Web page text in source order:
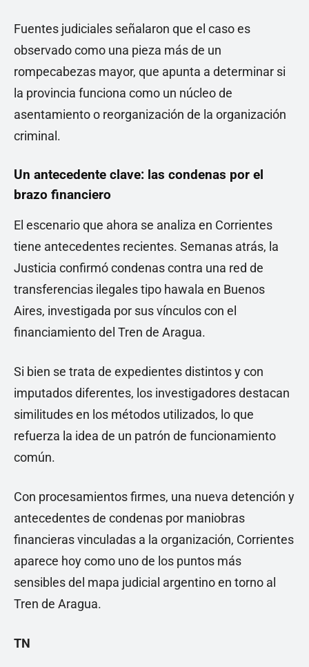
Fuentes judiciales señalaron que el caso es
observado como una pieza más de un
rompecabezas mayor, que apunta a determinar si
la provincia funciona como un núcleo de
asentamiento o reorganización de la organización
criminal.
Un antecedente clave: las condenas por el
brazo financiero
El escenario que ahora se analiza en Corrientes
tiene antecedentes recientes. Semanas atrás, la
Justicia confirmó condenas contra una red de
transferencias ilegales tipo hawala en Buenos
Aires, investigada por sus vínculos con el
financiamiento del Tren de Aragua.
Si bien se trata de expedientes distintos y con
imputados diferentes, los investigadores destacan
similitudes en los métodos utilizados, lo que
refuerza la idea de un patrón de funcionamiento
común.
Con procesamientos firmes, una nueva detención y
antecedentes de condenas por maniobras
financieras vinculadas a la organización, Corrientes
aparece hoy como uno de los puntos más
sensibles del mapa judicial argentino en torno al
Tren de Aragua.
TN